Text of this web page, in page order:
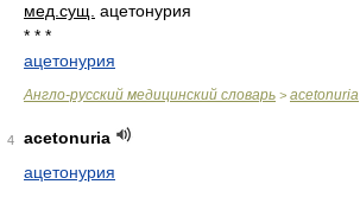
мед. сущ. ацетонурия
* * *
ацетонурия
Англо-русский медицинский словарь > acetonuria
4
acetonuria
ацетонурия